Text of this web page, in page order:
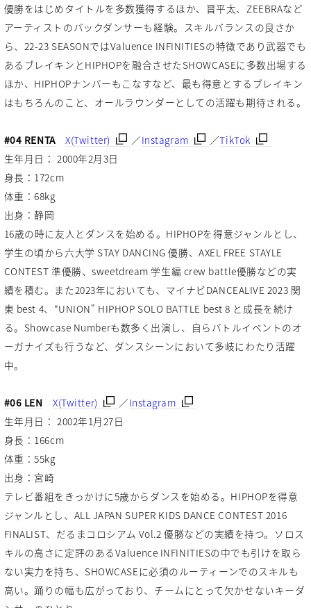
優勝をはじめタイトルを多数獲得するほか、晋平太、ZEEBRAなど
アーティストのバックダンサーも経験。スキルバランスの良さか
ら、22-23 SEASONではValuence INFINITIESの特徴であり武器でも
あるブレイキンとHIPHOPを融合させたSHOWCASEに多数出場する
ほか、HIPHOPナンバーもこなすなど、最も得意とするブレイキン
はもちろんのこと、オールラウンダーとしての活躍も期待される。
#04 RENTA X(Twitter) ／Instagram ／TikTok
生年月日： 2000年2月3日
身長：172cm
体重：68kg
出身：静岡
16歳の時に友人とダンスを始める。HIPHOPを得意ジャンルとし、
学生の頃から六大学 STAY DANCING 優勝、AXEL FREE STAYLE
CONTEST 準優勝、sweetdream 学生編 crew battle優勝などの実
績を積む。また2023年においても、マイナビDANCEALIVE 2023 関
東 best 4、"UNION" HIPHOP SOLO BATTLE best 8 と成長を続け
る。Showcase Numberも数多く出演し、自らバトルイベントのオ
ーガナイズも行うなど、ダンスシーンにおいて多岐にわたり活躍
中。
#06 LEN X(Twitter) ／Instagram
生年月日： 2002年1月27日
身長：166cm
体重：55kg
出身：宮崎
テレビ番組をきっかけに5歳からダンスを始める。HIPHOPを得意
ジャンルとし、ALL JAPAN SUPER KIDS DANCE CONTEST 2016
FINALIST、だるまコロシアム Vol.2 優勝などの実績を持つ。ソロス
キルの高さに定評のあるValuence INFINITIESの中でも引けを取ら
ない実力を持ち、SHOWCASEに必須のルーティーンでのスキルも
高い。踊りの幅も広がっており、チームにとって欠かせないキーダ